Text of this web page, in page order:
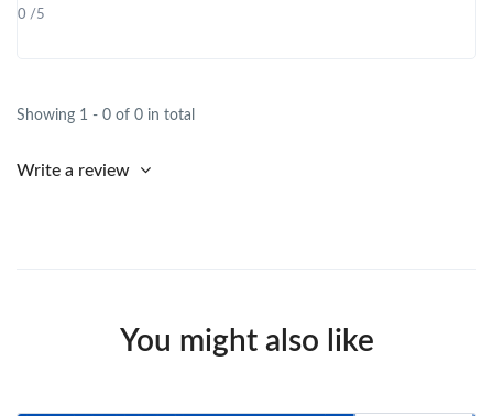
0 /5
Showing 1 - 0 of 0 in total
Write a review
You might also like